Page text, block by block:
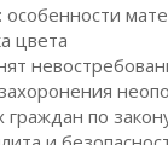
цвета
граждан по